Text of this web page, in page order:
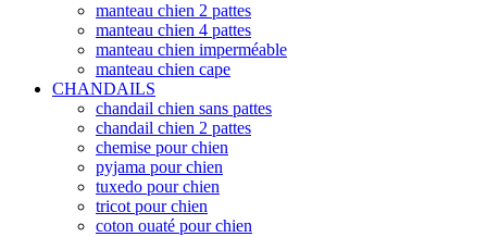
manteau chien 2 pattes
manteau chien 4 pattes
manteau chien imperméable
manteau chien cape
CHANDAILS
chandail chien sans pattes
chandail chien 2 pattes
chemise pour chien
pyjama pour chien
tuxedo pour chien
tricot pour chien
coton ouaté pour chien